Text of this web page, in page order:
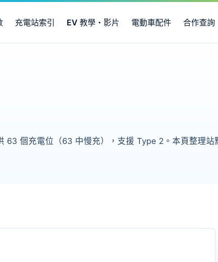
充電站索引 EV 教學・影片 電動車配件 合作查詢
63 個充電位（63 中慢充），支援 Type 2。本頁整理站